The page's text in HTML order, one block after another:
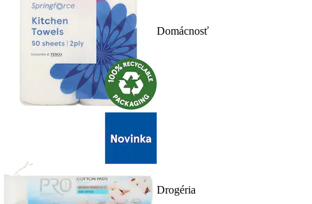
Domácnosť
Drogéria